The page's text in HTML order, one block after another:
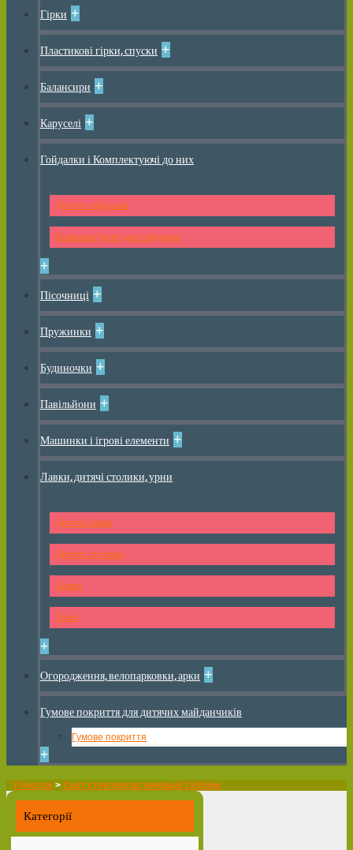
Гірки +
Пластикові гірки, спуски +
Балансири +
Каруселі +
Гойдалки і Комплектуючі до них
Дитячі гойдалки
Комплектуючі для гойдалок
+
Пісочниці +
Пружинки +
Будиночки +
Павільйони +
Машинки і ігрові елементи +
Лавки, дитячі столики, урни
Дитячі лавки
Дитячі столики
Лавки
Урни
+
Огородження, велопарковки, арки +
Гумове покриття для дитячих майданчиків
Гумове покриття
+
Початок > Скат стеклопластиковый 1500мм
Категорії